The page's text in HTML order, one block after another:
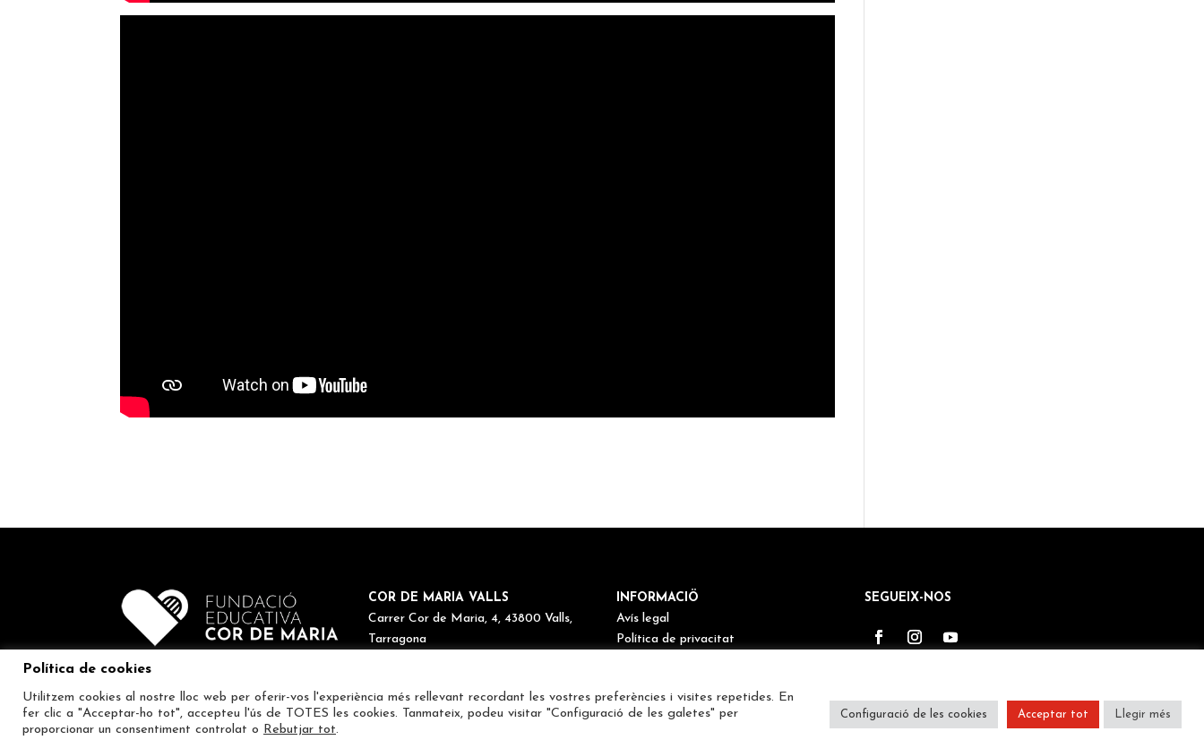
COR DE MARIA VALLS
Carrer Cor de Maria, 4, 43800 Valls,
Tarragona
INFORMACIÖ
Avís legal
Política de privacitat
SEGUEIX-NOS
Política de cookies
Utilitzem cookies al nostre lloc web per oferir-vos l'experiència més rellevant recordant les vostres preferències i visites repetides. En
fer clic a "Acceptar-ho tot", accepteu l'ús de TOTES les cookies. Tanmateix, podeu visitar "Configuració de les galetes" per
proporcionar un consentiment controlat o Rebutjar tot.
Configuració de les cookies Acceptar tot Llegir més